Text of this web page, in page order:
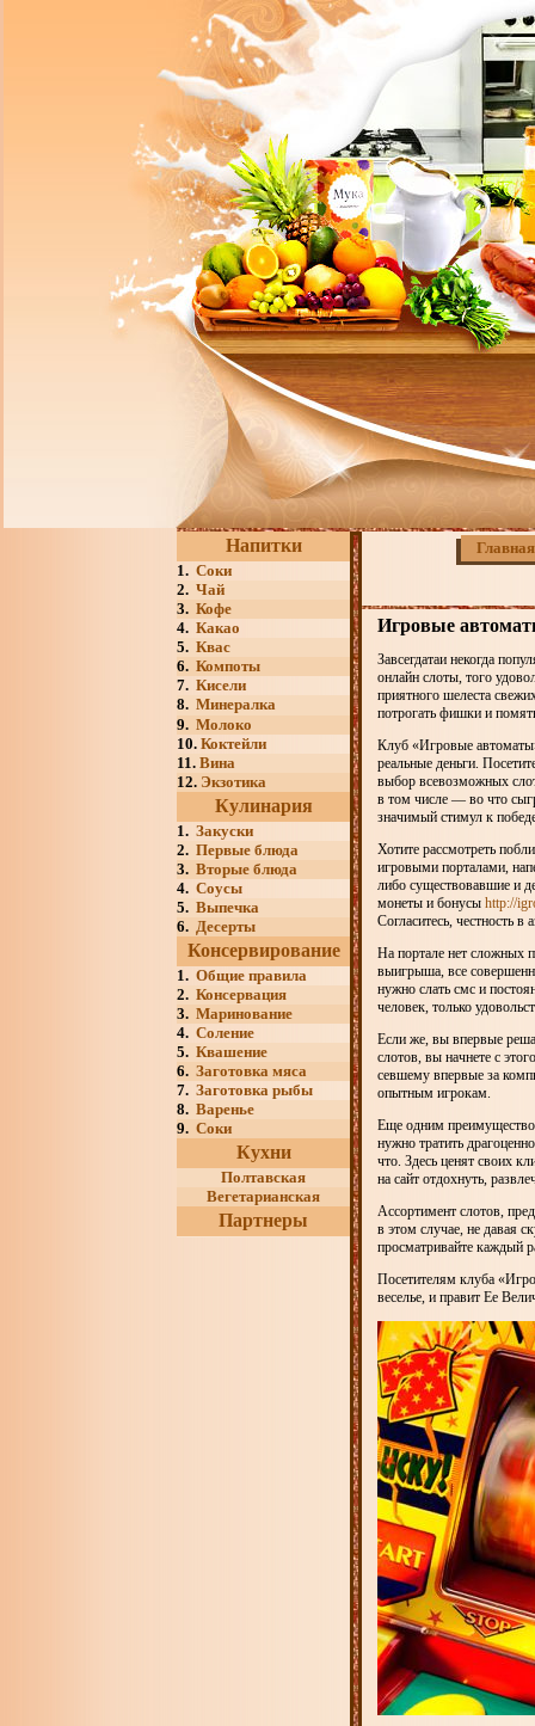
Напитки
1. Соки
2. Чай
3. Кофе
4. Какао
5. Квас
6. Компоты
7. Кисели
8. Минералка
9. Молоко
10. Коктейли
11. Вина
12. Экзотика
Кулинария
1. Закуски
2. Первые блюда
3. Вторые блюда
4. Соусы
5. Выпечка
6. Десерты
Консервирование
1. Общие правила
2. Консервация
3. Маринование
4. Соление
5. Квашение
6. Заготовка мяса
7. Заготовка рыбы
8. Варенье
9. Соки
Кухни
Полтавская
Вегетарианская
Партнеры
Главная
Игровые
Завсегдатаи некогда
онлайн слоты, того
приятного шелеста
потрогать фишки и
Клуб «Игровые
реальные деньги.
выбор всевозможных
в том числе — во что
значимый стимул к
Хотите рассмотреть
игровыми порталами,
либо существовавшие и
монеты и бонусы http://
Согласитесь, честность в
На портале нет сложных
выигрыша, все
нужно слать смс и
человек, только
Если же, вы впервые
слотов, вы начнете с
севшему впервые за
опытным игрокам.
Еще одним
нужно тратить
что. Здесь ценят своих
на сайт отдохнуть,
Ассортимент слотов,
в этом случае, не давая
просматривайте каждый
Посетителям клуба
веселье, и правит Ее